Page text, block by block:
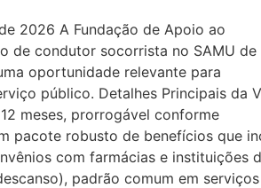
2026 A Fundação de Apoio ao
de condutor socorrista no SAMU de
oportunidade relevante para
público. Detalhes Principais da
meses, prorrogável conforme
pacote robusto de benefícios que
com farmácias e instituições
padrão comum em